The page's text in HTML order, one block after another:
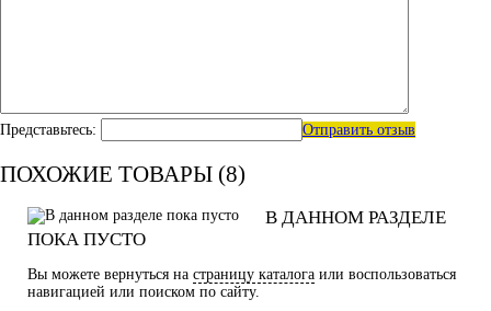
Представьтесь: Отправить отзыв
ПОХОЖИЕ ТОВАРЫ (8)
В ДАННОМ РАЗДЕЛЕ
ПОКА ПУСТО
Вы можете вернуться на страницу каталога или воспользоваться
навигацией или поиском по сайту.